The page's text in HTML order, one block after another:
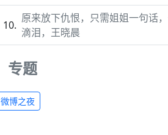
原来放下仇恨，只需姐姐一句话
滴泪，王晓晨
专题
微博之夜